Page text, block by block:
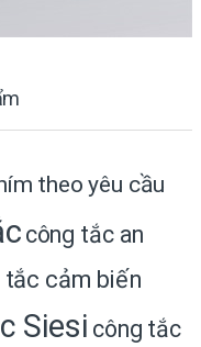
theo yêu cầu
công tắc an
cảm biến
Siesi công tắc